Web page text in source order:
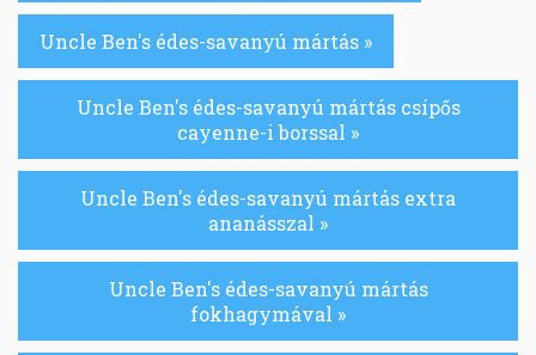
Uncle Ben's édes-savanyú mártás »
Uncle Ben's édes-savanyú mártás csípős
cayenne-i borssal »
Uncle Ben's édes-savanyú mártás extra
ananásszal »
Uncle Ben's édes-savanyú mártás
fokhagymával »